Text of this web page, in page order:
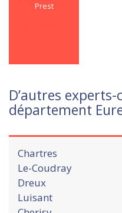
Prest
D’autres
département
Chartres
Le-Coudray
Dreux
Luisant